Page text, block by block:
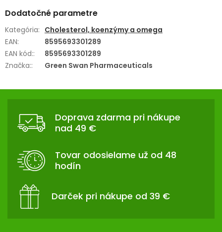
Dodatočné parametre
Kategória: Cholesterol, koenzýmy a omega
EAN:
8595693301289
EAN kód::
8595693301289
Značka:: Green Swan Pharmaceuticals
Z
Doprava zdarma pri nákupe
nad 49 €
Tovar odosielame už od 48
hodín
Darček pri nákupe od 39 €